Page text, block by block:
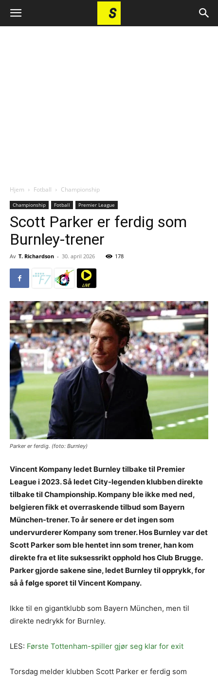
Hjem Fotball Championship
Championship Fotball Premier League
Scott Parker er ferdig som
Burnley-trener
Av T. Richardson - 30. april 2026 178
Parker er ferdig. (foto: Burnley)
Vincent Kompany ledet Burnley tilbake til Premier
League i 2023. Så ledet City-legenden klubben direkte
tilbake til Championship. Kompany ble ikke med ned,
belgieren fikk et overraskende tilbud som Bayern
München-trener. To år senere er det ingen som
undervurderer Kompany som trener. Hos Burnley var det
Scott Parker som ble hentet inn som trener, han kom
direkte fra et lite suksessrikt opphold hos Club Brugge.
Parker gjorde sakene sine, ledet Burnley til opprykk, for
så å følge sporet til Vincent Kompany.
Ikke til en gigantklubb som Bayern München, men til
direkte nedrykk for Burnley.
LES: Første Tottenham-spiller gjør seg klar for exit
Torsdag melder klubben Scott Parker er ferdig som